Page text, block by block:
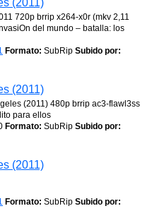
(2011)
720p brrip x264-x0r (mkv 2,11
del mundo – batalla: los
Formato: SubRip Subido por:
(2011)
(2011) 480p brrip ac3-flawl3ss
para ellos
Formato: SubRip Subido por:
(2011)
Formato: SubRip Subido por: